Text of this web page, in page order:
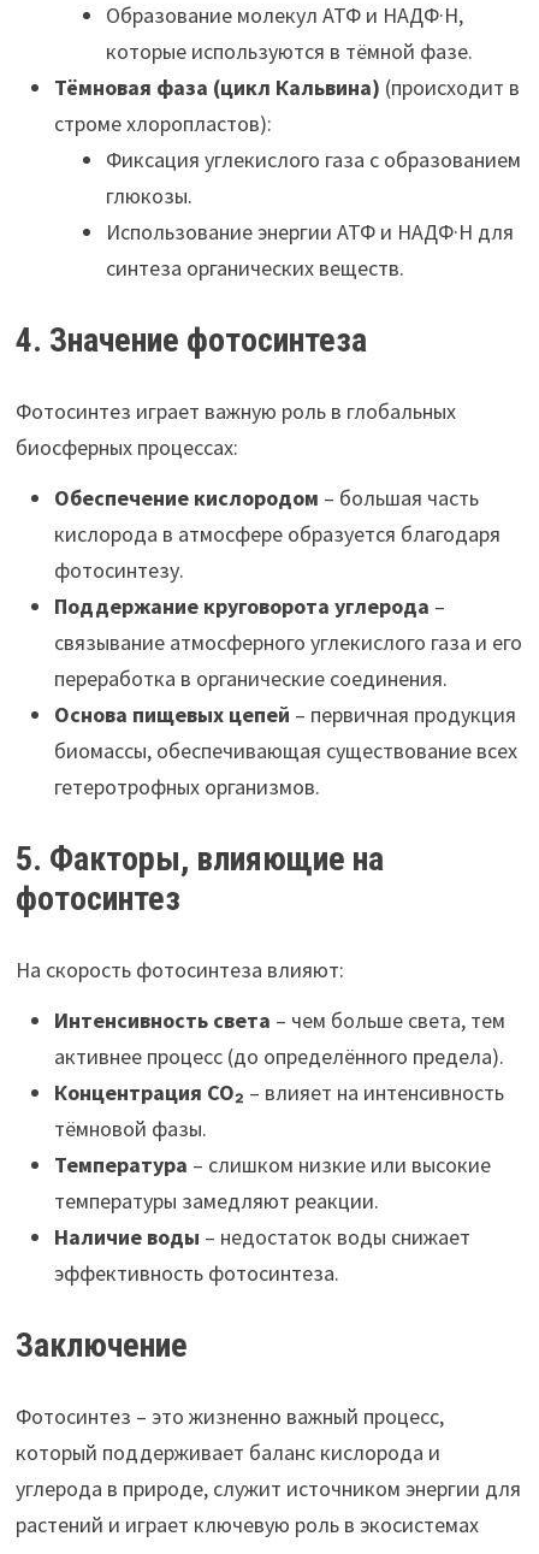
Образование молекул АТФ и НАДФ·Н,
которые используются в тёмной фазе.
Тёмновая фаза (цикл Кальвина) (происходит в
строме хлоропластов):
Фиксация углекислого газа с образованием
глюкозы.
Использование энергии АТФ и НАДФ·Н для
синтеза органических веществ.
4. Значение фотосинтеза
Фотосинтез играет важную роль в глобальных
биосферных процессах:
Обеспечение кислородом – большая часть
кислорода в атмосфере образуется благодаря
фотосинтезу.
Поддержание круговорота углерода –
связывание атмосферного углекислого газа и его
переработка в органические соединения.
Основа пищевых цепей – первичная продукция
биомассы, обеспечивающая существование всех
гетеротрофных организмов.
5. Факторы, влияющие на
фотосинтез
На скорость фотосинтеза влияют:
Интенсивность света – чем больше света, тем
активнее процесс (до определённого предела).
Концентрация CO₂ – влияет на интенсивность
тёмновой фазы.
Температура – слишком низкие или высокие
температуры замедляют реакции.
Наличие воды – недостаток воды снижает
эффективность фотосинтеза.
Заключение
Фотосинтез – это жизненно важный процесс,
который поддерживает баланс кислорода и
углерода в природе, служит источником энергии для
растений и играет ключевую роль в экосистемах